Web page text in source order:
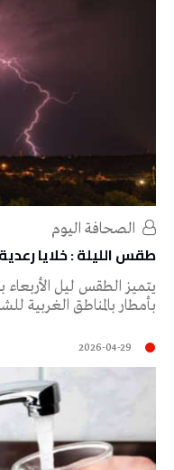
طقس الليلة : خلايا
يتميز الطقس ليل
بأمطار بالمناطق الغربية
2026-04-29